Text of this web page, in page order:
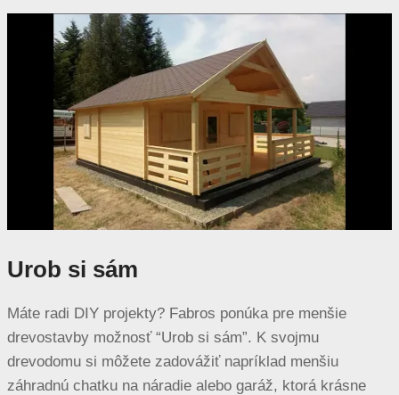
Urob si sám
Máte radi DIY projekty? Fabros ponúka pre menšie
drevostavby možnosť “Urob si sám”. K svojmu
drevodomu si môžete zadovážiť napríklad menšiu
záhradnú chatku na náradie alebo garáž, ktorá krásne